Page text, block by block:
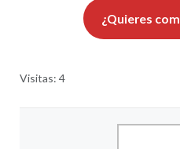
¿Quieres
Visitas: 4